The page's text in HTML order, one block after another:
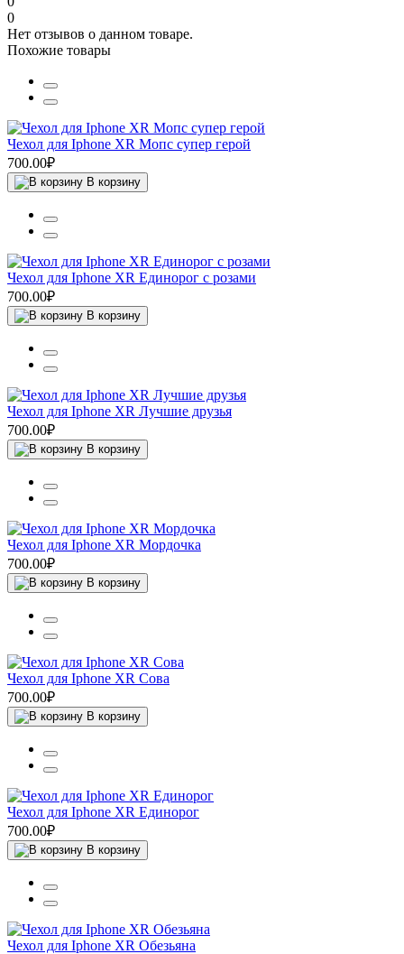
0
Нет отзывов о данном товаре.
Похожие товары
Чехол для Iphone XR Мопс супер герой
700.00₽
В корзину
Чехол для Iphone XR Единорог с розами
700.00₽
В корзину
Чехол для Iphone XR Лучшие друзья
700.00₽
В корзину
Чехол для Iphone XR Мордочка
700.00₽
В корзину
Чехол для Iphone XR Сова
700.00₽
В корзину
Чехол для Iphone XR Единорог
700.00₽
В корзину
Чехол для Iphone XR Обезьяна